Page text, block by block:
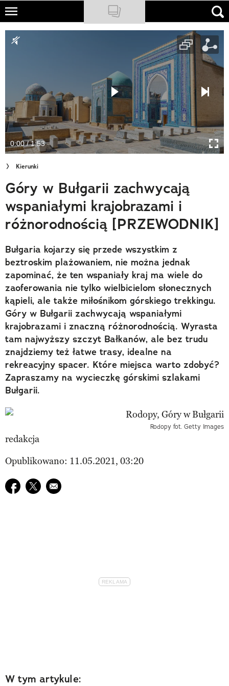
Skip
main
NATIONAL GEOGRAPHIC
Sklep
Newsletter
Cuda Polski
Wielki Konkurs Fotograficzny
Trendbook Podróżniczy
Polecane
0:00 / 1:53
Kierunki
Góry w Bułgarii zachwycają
wspaniałymi krajobrazami i
różnorodnością [PRZEWODNIK]
Bułgaria kojarzy się przede wszystkim z
beztroskim plażowaniem, nie można jednak
zapominać, że ten wspaniały kraj ma wiele do
zaoferowania nie tylko wielbicielom słonecznych
kąpieli, ale także miłośnikom górskiego trekkingu.
Góry w Bułgarii zachwycają wspaniałymi
krajobrazami i znaczną różnorodnością. Wyrasta
tam najwyższy szczyt Bałkanów, ale bez trudu
znajdziemy też łatwe trasy, idealne na
rekreacyjny spacer. Które miejsca warto zdobyć?
Zapraszamy na wycieczkę górskimi szlakami
Bułgarii.
Rodopy fot. Getty Images
redakcja
Opublikowano: 11.05.2021, 03:20
Udostępnij na facebook
Udostępnij na twitter
E-mail do przyjaciela
W tym artykule: